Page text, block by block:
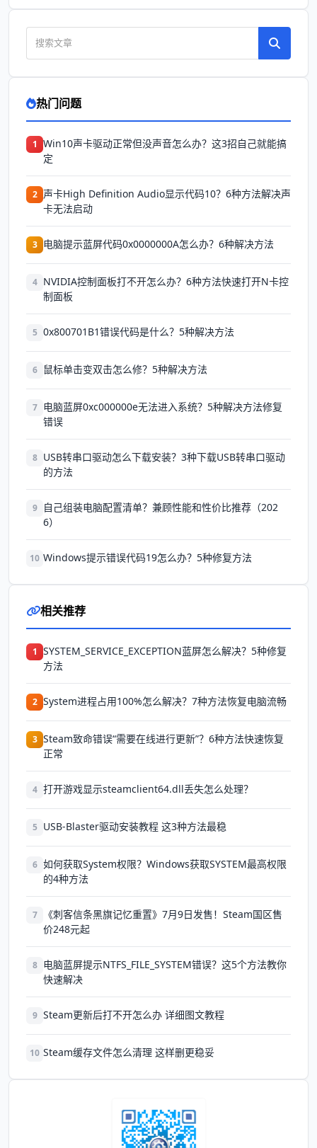
热门问题
1 Win10声卡驱动正常但没声音怎么办？这3招自己就能搞
定
2 声卡High Definition Audio显示代码10？6种方法解决声
卡无法启动
3 电脑提示蓝屏代码0x0000000A怎么办？6种解决方法
4 NVIDIA控制面板打不开怎么办？6种方法快速打开N卡控
制面板
5 0x800701B1错误代码是什么？5种解决方法
6 鼠标单击变双击怎么修？5种解决方法
7 电脑蓝屏0xc000000e无法进入系统？5种解决方法修复
错误
8 USB转串口驱动怎么下载安装？3种下载USB转串口驱动
的方法
9
自己组装电脑配置清单？兼顾性能和性价比推荐（202
6）
10 Windows提示错误代码19怎么办？5种修复方法
相关推荐
1 SYSTEM_SERVICE_EXCEPTION蓝屏怎么解决？5种修复
方法
2 System进程占用100%怎么解决？7种方法恢复电脑流畅
3 Steam致命错误“需要在线进行更新”？6种方法快速恢复
正常
4 打开游戏显示steamclient64.dll丢失怎么处理？
5 USB-Blaster驱动安装教程 这3种方法最稳
6 如何获取System权限？Windows获取SYSTEM最高权限
的4种方法
7
《刺客信条黑旗记忆重置》7月9日发售！Steam国区售
价248元起
8 电脑蓝屏提示NTFS_FILE_SYSTEM错误？这5个方法教你
快速解决
9 Steam更新后打不开怎么办 详细图文教程
10 Steam缓存文件怎么清理 这样删更稳妥